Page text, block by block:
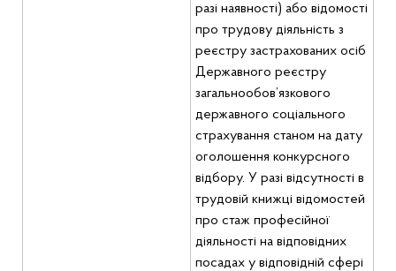
разі наявності) або відомості
про трудову діяльність з
реєстру застрахованих осіб
Державного реєстру
загальнообов’язкового
державного соціального
страхування станом на дату
оголошення конкурсного
відбору. У разі відсутності в
трудовій книжці відомостей
про стаж професійної
діяльності на відповідних
посадах у відповідній сфері